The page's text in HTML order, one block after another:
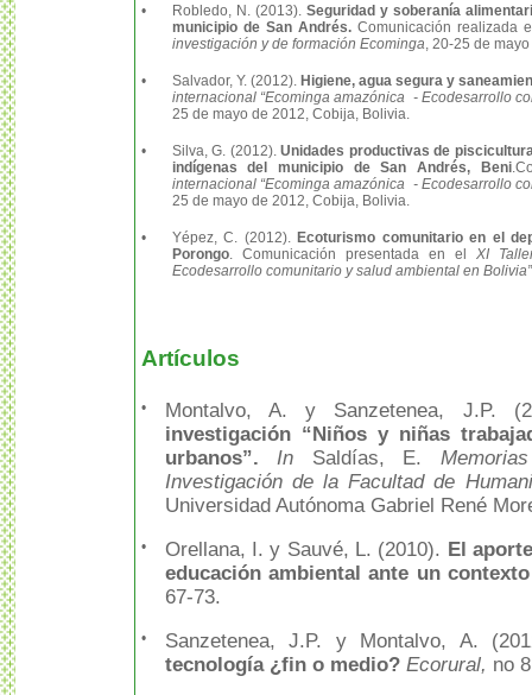
• Robledo, N. (2013). Seguridad y soberanía
municipio de San Andrés. Comunicación realizada
investigación y de formación Ecominga, 20-25 de
• Salvador, Y. (2012). Higiene, agua segura y
internacional “Ecominga amazónica - Ecodesarrollo
25 de mayo de 2012, Cobija, Bolivia.
• Silva, G. (2012). Unidades productivas de
indígenas del municipio de San Andrés, Beni
internacional “Ecominga amazónica - Ecodesarrollo
25 de mayo de 2012, Cobija, Bolivia.
• Yépez, C. (2012). Ecoturismo comunitario en el
Porongo. Comunicación presentada en el XI
Ecodesarrollo comunitario y salud ambiental en Bolivia”
Artículos
•
Montalvo, A. y Sanzetenea, J.P.
investigación “Niños y niñas
urbanos”.
In Saldías, E.
Investigación de la Facultad de
Universidad Autónoma Gabriel René
• Orellana, I. y Sauvé, L. (2010). El
educación ambiental ante un
67-73.
•
Sanzetenea, J.P. y Montalvo, A.
tecnología ¿fin o medio? Ecorural, no